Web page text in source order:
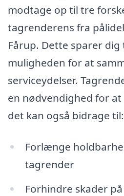
modtage op til tre
tagrenderens fra
Fårup. Dette sparer
muligheden for at
serviceydelser.
en nødvendighed for
det kan også bidrage til:
Forlænge
tagrender
Forhindre skader